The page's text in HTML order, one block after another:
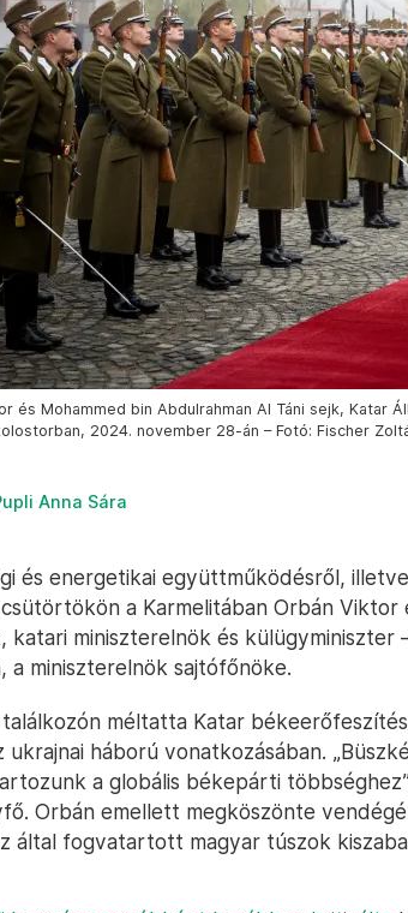
és Mohammed bin Abdulrahman Al Táni sejk, Katar
2024. november 28-án – Fotó: Fischer
Anna Sára
és energetikai együttműködésről,
a Karmelitában Orbán Viktor
katari miniszterelnök és külügyminiszter
a miniszterelnök sajtófőnöke.
méltatta Katar
ukrajnai háború vonatkozásában.
a globális békepárti
Orbán emellett megköszönte
által fogvatartott magyar túszok